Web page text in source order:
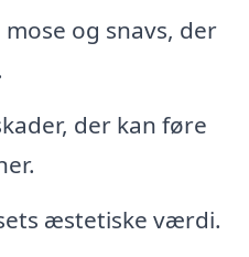
og snavs, der
der kan føre
æstetiske værdi.